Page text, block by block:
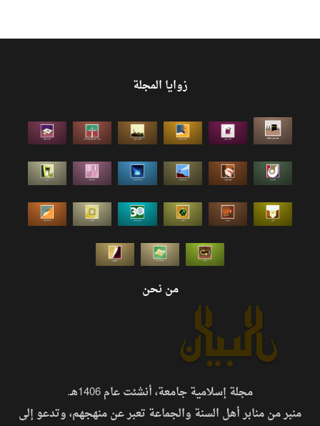
زوايا المجلة
من نحن
مجلة إسلامية جامعة، أنشئت عام 1406هـ.
منبر من منابر أهل السنة والجماعة تعبر عن منهجهم، وتدعو إلى